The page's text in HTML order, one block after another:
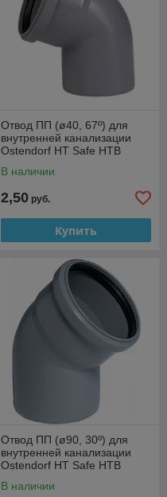
Отвод ПП (ø40, 67º) для
внутренней канализации
Ostendorf HT Safe HTB
В наличии
2,50 руб.
Купить
Отвод ПП (ø90, 30º) для
внутренней канализации
Ostendorf HT Safe HTB
В наличии